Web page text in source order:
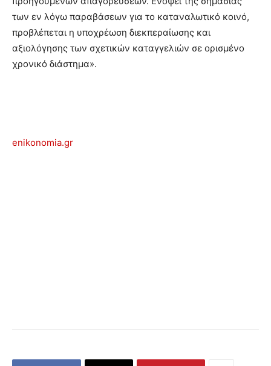
των εν λόγω παραβάσεων για το καταναλωτικό κοινό,
προβλέπεται η υποχρέωση διεκπεραίωσης και
αξιολόγησης των σχετικών καταγγελιών σε ορισμένο
χρονικό διάστημα».
enikonomia.gr